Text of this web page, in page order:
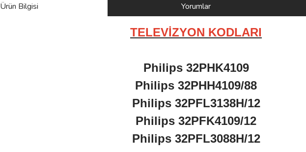
Ürün Bilgisi Yorumlar
TELEVİZYON KODLARI
Philips 32PHK4109
Philips 32PHH4109/88
Philips 32PFL3138H/12
Philips 32PFK4109/12
Philips 32PFL3088H/12